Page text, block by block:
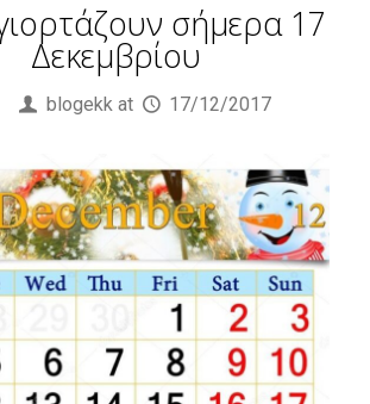
σήμερα 17
Δεκεμβρίου
blogekk at 17/12/2017